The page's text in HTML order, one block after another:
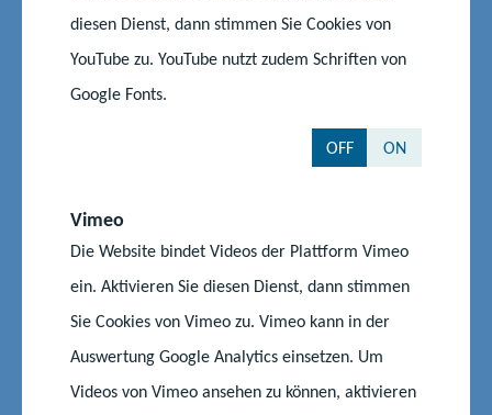
diesen Dienst, dann stimmen Sie Cookies von
YouTube zu. YouTube nutzt zudem Schriften von
Google Fonts.
OFF ON
Vimeo
Die Website bindet Videos der Plattform Vimeo
ein. Aktivieren Sie diesen Dienst, dann stimmen
Sie Cookies von Vimeo zu. Vimeo kann in der
Auswertung Google Analytics einsetzen. Um
Videos von Vimeo ansehen zu können, aktivieren
und Vertreter aus den Bereichen der Hochschulen, der
Industrie- und Handelskammern, Handwerkskammern und der
Landwirtschaftskammer, Vertreterinnen und Vertreter des
Landesausschusses für Berufsbildung, des Landesjugendrings
Vertreter der Schulen in freier Trägerschaft, der Kirchen und
Die Bildungsministerin beruft den Landesschulbeirat jeweils
für eine Dauer von zwei Jahren. Der Vorstand des
Landesschulbeirats Mecklenburg-Vorpommern hat sich im